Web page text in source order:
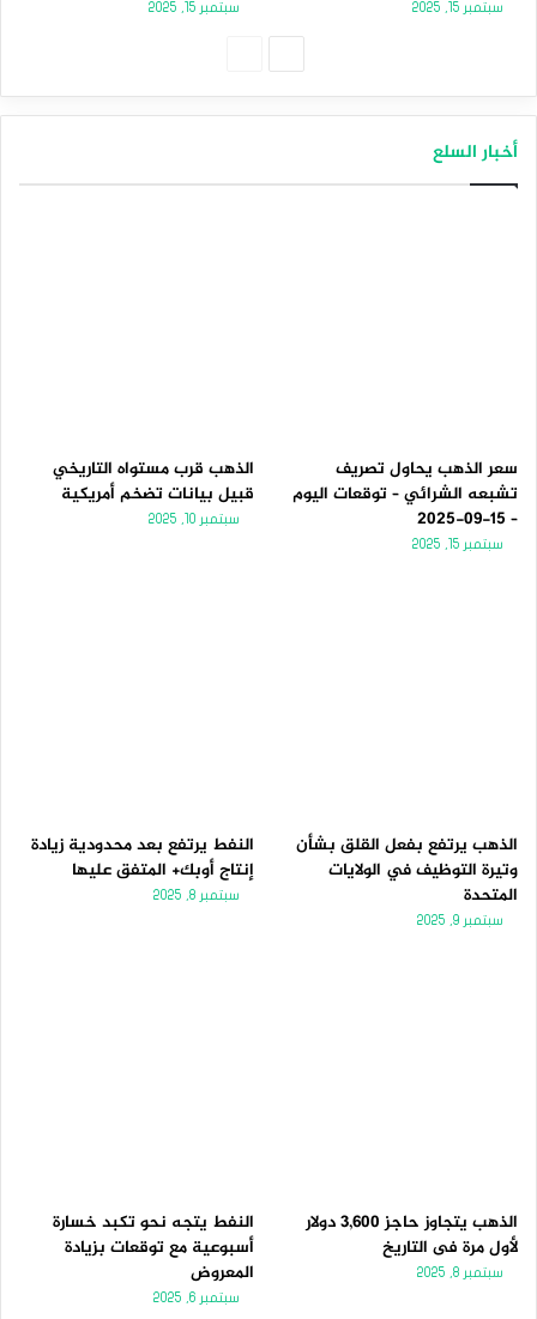
سبتمبر 15, 2025 سبتمبر 15, 2025
أخبار السلع
سعر الذهب يحاول تصريف
تشبعه الشرائي – توقعات اليوم
– 15-09-2025
سبتمبر 15, 2025
الذهب قرب مستواه التاريخي
قبيل بيانات تضخم أمريكية
سبتمبر 10, 2025
الذهب يرتفع بفعل القلق بشأن
وتيرة التوظيف في الولايات
المتحدة
سبتمبر 9, 2025
النفط يرتفع بعد محدودية زيادة
إنتاج أوبك+ المتفق عليها
سبتمبر 8, 2025
الذهب يتجاوز حاجز 3,600 دولار
لأول مرة فى التاريخ
سبتمبر 8, 2025
النفط يتجه نحو تكبد خسارة
أسبوعية مع توقعات بزيادة
المعروض
سبتمبر 6, 2025